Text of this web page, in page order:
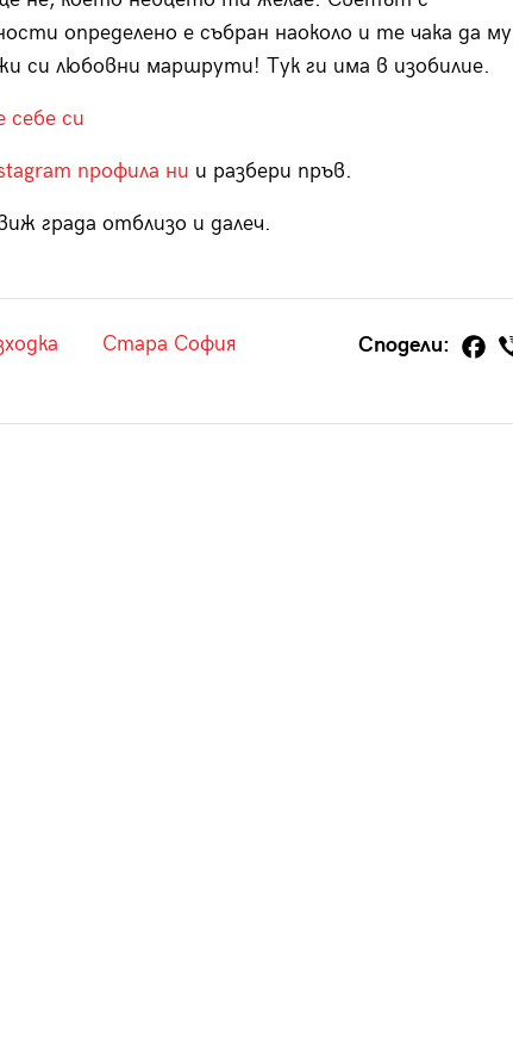
определено е събран наоколо и те чака да му
си любовни маршрути! Тук ги има в изобилие.
себе си
профила ни и разбери пръв.
града отблизо и далеч.
Стара София
Сподели: